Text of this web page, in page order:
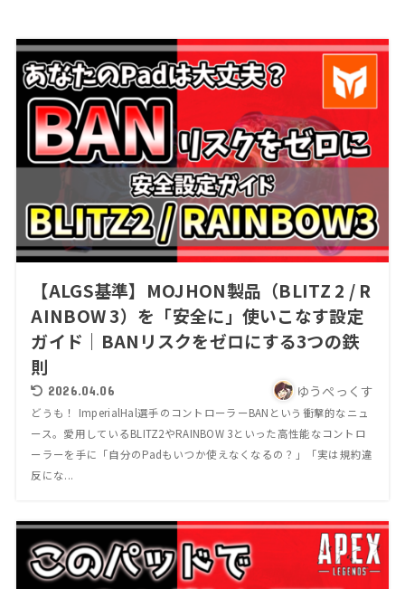
【ALGS基準】MOJHON製品（BLITZ 2 / R
AINBOW 3）を「安全に」使いこなす設定
ガイド｜BANリスクをゼロにする3つの鉄
則
2026.04.06 ゆうぺっくす
どうも！ ImperialHal選手のコントローラーBANという衝撃的なニュ
ース。愛用しているBLITZ2やRAINBOW 3といった高性能なコントロ
ーラーを手に「自分のPadもいつか使えなくなるの？」「実は規約違
反にな...